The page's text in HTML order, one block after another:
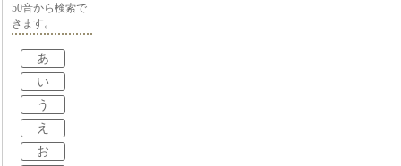
50音から検索で
きます。
あ
い
う
え
お